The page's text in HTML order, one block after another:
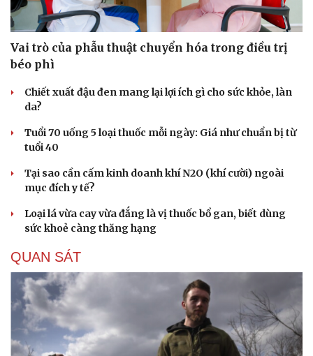
Vai trò của phẫu thuật chuyển hóa trong điều trị
béo phì
Chiết xuất đậu đen mang lại lợi ích gì cho sức khỏe, làn
da?
Tuổi 70 uống 5 loại thuốc mỗi ngày: Giá như chuẩn bị từ
tuổi 40
Tại sao cần cấm kinh doanh khí N2O (khí cười) ngoài
mục đích y tế?
Loại lá vừa cay vừa đắng là vị thuốc bổ gan, biết dùng
sức khoẻ càng thăng hạng
QUAN SÁT